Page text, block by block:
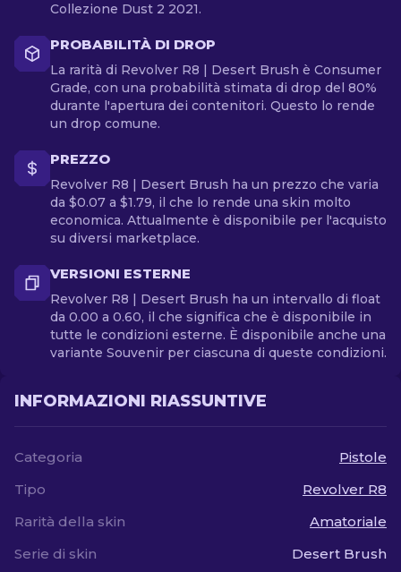
Collezione Dust 2 2021.
PROBABILITÀ DI DROP
La rarità di Revolver R8 | Desert Brush è Consumer
Grade, con una probabilità stimata di drop del 80%
durante l'apertura dei contenitori. Questo lo rende
un drop comune.
PREZZO
Revolver R8 | Desert Brush ha un prezzo che varia
da $0.07 a $1.79, il che lo rende una skin molto
economica. Attualmente è disponibile per l'acquisto
su diversi marketplace.
VERSIONI ESTERNE
Revolver R8 | Desert Brush ha un intervallo di float
da 0.00 a 0.60, il che significa che è disponibile in
tutte le condizioni esterne. È disponibile anche una
variante Souvenir per ciascuna di queste condizioni.
INFORMAZIONI RIASSUNTIVE
Categoria
Pistole
Tipo
Revolver R8
Rarità della skin
Amatoriale
Serie di skin
Desert Brush